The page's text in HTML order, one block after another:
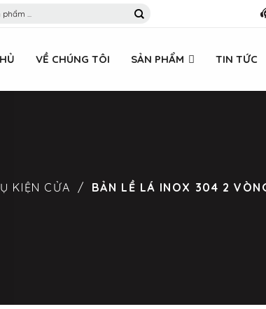
VỀ CHÚNG TÔI SẢN PHẨM TIN TỨC
KIỆN CỬA / BẢN LỀ LÁ INOX 304 2